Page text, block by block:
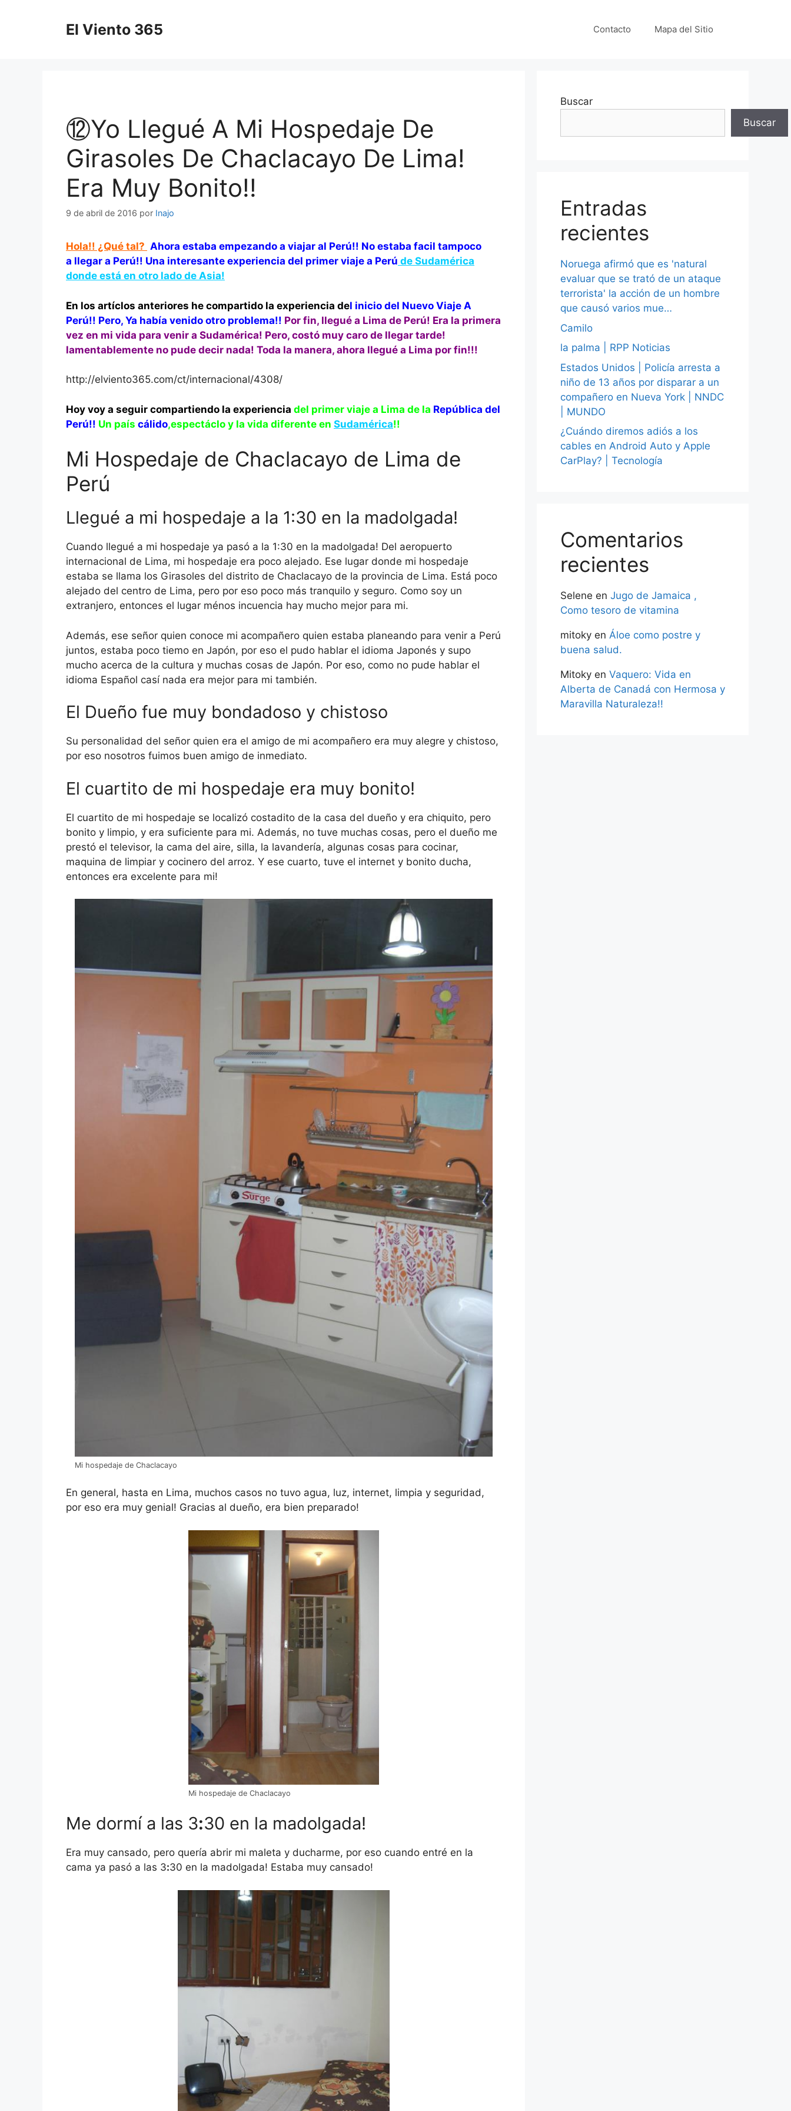
El Viento 365 Contacto Mapa del Sitio
⑫Yo Llegué A Mi Hospedaje De
Girasoles De Chaclacayo De Lima!
Era Muy Bonito!!
9 de abril de 2016 por Inajo
Hola!! ¿Qué tal? Ahora estaba empezando a viajar al Perú!! No estaba facil tampoco
a llegar a Perú!! Una interesante experiencia del primer viaje a Perú de Sudamérica
donde está en otro lado de Asia!
En los artíclos anteriores he compartido la experiencia del inicio del Nuevo Viaje A
Perú!! Pero, Ya había venido otro problema!! Por fin, llegué a Lima de Perú! Era la primera
vez en mi vida para venir a Sudamérica! Pero, costó muy caro de llegar tarde!
lamentablemente no pude decir nada! Toda la manera, ahora llegué a Lima por fin!!!
http://elviento365.com/ct/internacional/4308/
Hoy voy a seguir compartiendo la experiencia del primer viaje a Lima de la República del
Perú!! Un país cálido,espectáclo y la vida diferente en Sudamérica!!
Mi Hospedaje de Chaclacayo de Lima de
Perú
Llegué a mi hospedaje a la 1:30 en la madolgada!
Cuando llegué a mi hospedaje ya pasó a la 1:30 en la madolgada! Del aeropuerto
internacional de Lima, mi hospedaje era poco alejado. Ese lugar donde mi hospedaje
estaba se llama los Girasoles del distrito de Chaclacayo de la provincia de Lima. Está poco
alejado del centro de Lima, pero por eso poco más tranquilo y seguro. Como soy un
extranjero, entonces el lugar ménos incuencia hay mucho mejor para mi.
Además, ese señor quien conoce mi acompañero quien estaba planeando para venir a Perú
juntos, estaba poco tiemo en Japón, por eso el pudo hablar el idioma Japonés y supo
mucho acerca de la cultura y muchas cosas de Japón. Por eso, como no pude hablar el
idioma Español casí nada era mejor para mi también.
El Dueño fue muy bondadoso y chistoso
Su personalidad del señor quien era el amigo de mi acompañero era muy alegre y chistoso,
por eso nosotros fuimos buen amigo de inmediato.
El cuartito de mi hospedaje era muy bonito!
El cuartito de mi hospedaje se localizó costadito de la casa del dueño y era chiquito, pero
bonito y limpio, y era suficiente para mi. Además, no tuve muchas cosas, pero el dueño me
prestó el televisor, la cama del aire, silla, la lavandería, algunas cosas para cocinar,
maquina de limpiar y cocinero del arroz. Y ese cuarto, tuve el internet y bonito ducha,
entonces era excelente para mi!
Mi hospedaje de Chaclacayo
En general, hasta en Lima, muchos casos no tuvo agua, luz, internet, limpia y seguridad,
por eso era muy genial! Gracias al dueño, era bien preparado!
Mi hospedaje de Chaclacayo
Me dormí a las 3:30 en la madolgada!
Era muy cansado, pero quería abrir mi maleta y ducharme, por eso cuando entré en la
cama ya pasó a las 3:30 en la madolgada! Estaba muy cansado!
Buscar
Buscar
Entradas
recientes
Noruega afirmó que es 'natural
evaluar que se trató de un ataque
terrorista' la acción de un hombre
que causó varios mue…
Camilo
la palma | RPP Noticias
Estados Unidos | Policía arresta a
niño de 13 años por disparar a un
compañero en Nueva York | NNDC
| MUNDO
¿Cuándo diremos adiós a los
cables en Android Auto y Apple
CarPlay? | Tecnología
Comentarios
recientes
Selene en Jugo de Jamaica ,
Como tesoro de vitamina
mitoky en Áloe como postre y
buena salud.
Mitoky en Vaquero: Vida en
Alberta de Canadá con Hermosa y
Maravilla Naturaleza!!